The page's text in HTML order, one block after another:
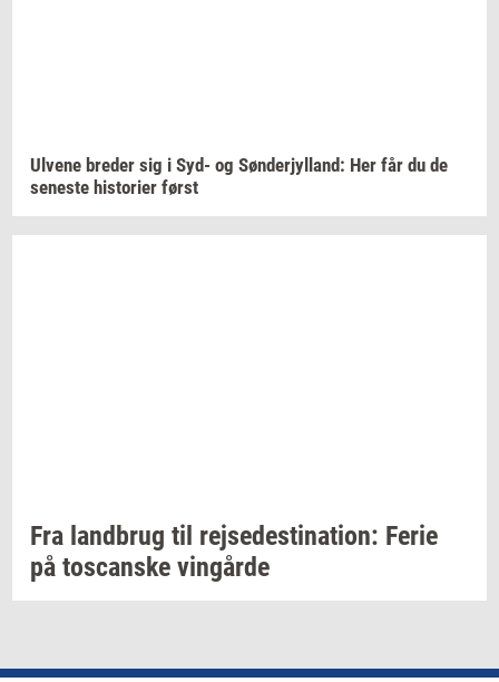
Ul­ve­ne bre­der sig i Syd- og Søn­derjyl­land: Her får du de
se­ne­ste hi­sto­ri­er først
Fra land­brug til rej­se­desti­na­tion: Ferie
på toscan­ske vin­går­de